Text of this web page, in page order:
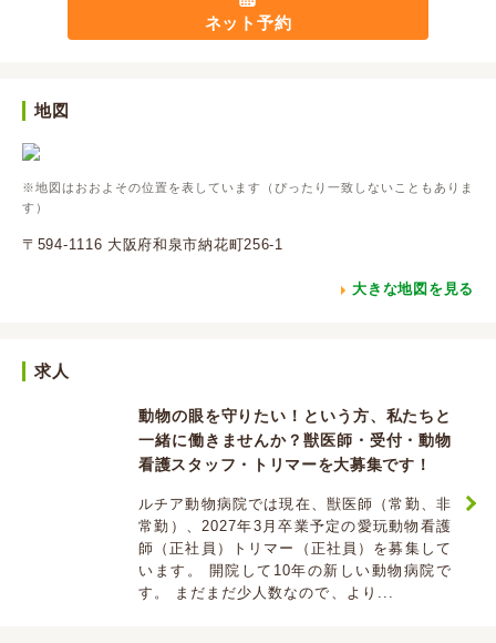
ネット予約
地図
※地図はおおよその位置を表しています（ぴったり一致しないこともありま
す）
〒594-1116 大阪府和泉市納花町256-1
大きな地図を見る
求人
動物の眼を守りたい！という方、私たちと
一緒に働きませんか？獣医師・受付・動物
看護スタッフ・トリマーを大募集です！
ルチア動物病院では現在、獣医師（常勤、非
常勤）、2027年3月卒業予定の愛玩動物看護
師（正社員）トリマー（正社員）を募集して
います。 開院して10年の新しい動物病院で
す。 まだまだ少人数なので、より...